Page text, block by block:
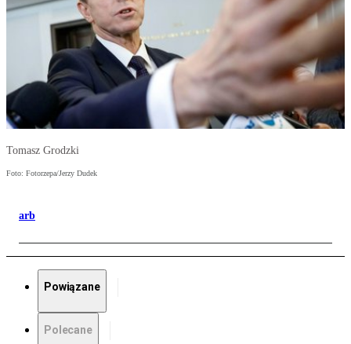
Tomasz Grodzki
Foto: Fotorzepa/Jerzy Dudek
arb
Powiązane
Polecane